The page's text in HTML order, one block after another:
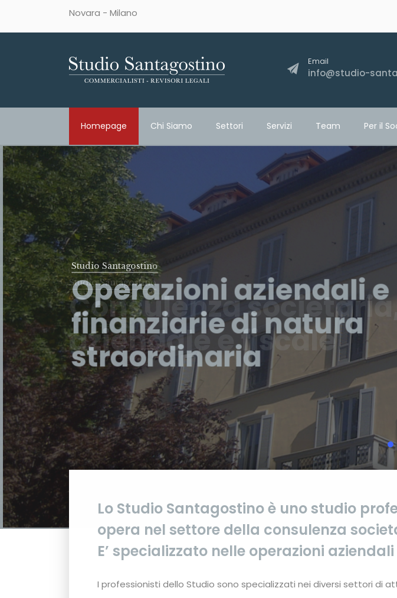
Email
info@studio-
Novara - Milano
Homepage Chi Siamo Settori Servizi Team Per il
Studio Santagostino
Operazioni aziendali e
finanziarie di natura
straordinaria
Lo Studio Santagostino è uno studio
opera nel settore della consulenza
E’ specializzato nelle operazioni
I professionisti dello Studio sono specializzati nei diversi settori di